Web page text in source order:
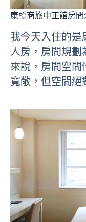
康橋商旅中正館房間
我今天入住的是
人房，房間規劃
來說，房間空間
寬敞，但空間絕